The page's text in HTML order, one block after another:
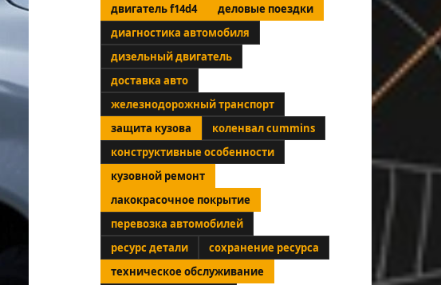
двигатель f14d4
деловые поездки
диагностика автомобиля
дизельный двигатель
доставка авто
железнодорожный транспорт
защита кузова
коленвал cummins
конструктивные особенности
кузовной ремонт
лакокрасочное покрытие
перевозка автомобилей
ресурс детали
сохранение ресурса
техническое обслуживание